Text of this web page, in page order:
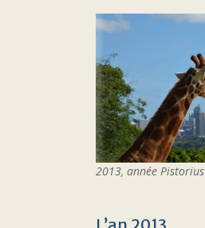
2013, année Pistorius